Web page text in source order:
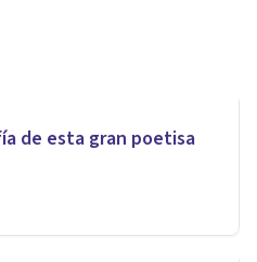
de esta gran poetisa